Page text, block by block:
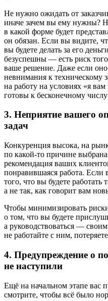
Не нужно ожидать от
иначе зачем вы ему нужны?
в какой форме будет
он обязан. Если вы видите,
вы будете делать за его
безуспешны — есть риск
ваше решение. Даже если оно
невнимания к техническому
на работу на условиях «я
готовы к бесконечному
3. Неприятие вашего
задач
Конкуренция высока, на
по какой-то причине
рекомендация ваших
понравившаяся работа.
того, что вы будете
а не так, как говорит вам
Чтобы минимизировать
о том, что вы будете
а руководствоваться —
не работайте с ним,
4. Предупреждение о
не наступили
Ещё на начальном этапе вас
смотрите, чтобы всё было